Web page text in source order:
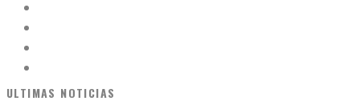
ULTIMAS NOTICIAS